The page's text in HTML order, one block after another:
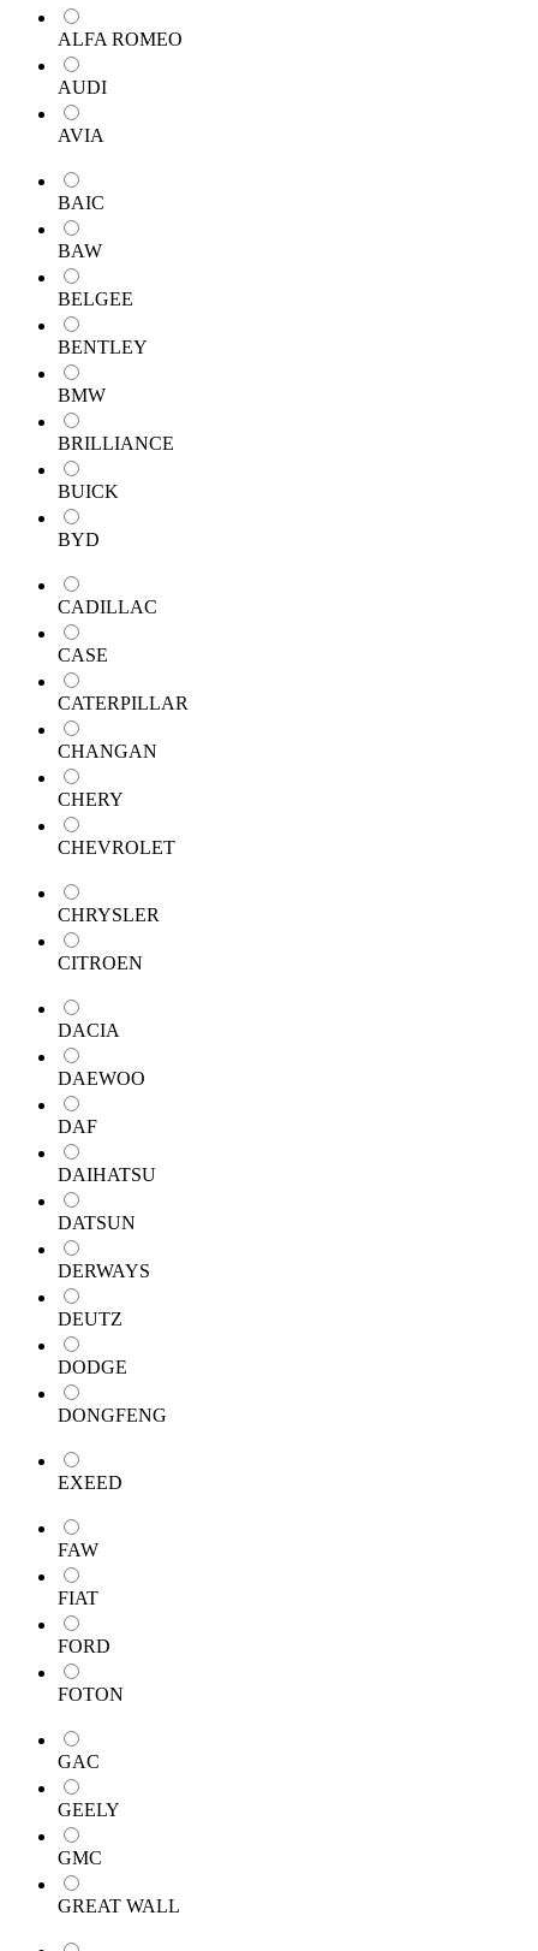
ALFA ROMEO
AUDI
AVIA
BAIC
BAW
BELGEE
BENTLEY
BMW
BRILLIANCE
BUICK
BYD
CADILLAC
CASE
CATERPILLAR
CHANGAN
CHERY
CHEVROLET
CHRYSLER
CITROEN
DACIA
DAEWOO
DAF
DAIHATSU
DATSUN
DERWAYS
DEUTZ
DODGE
DONGFENG
EXEED
FAW
FIAT
FORD
FOTON
GAC
GEELY
GMC
GREAT WALL